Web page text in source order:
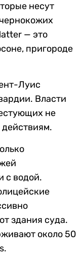
несут
— это
пригороде
Луис
Власти
не
с водой.
здания суда.
около 50